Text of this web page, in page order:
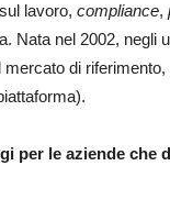
lavoro, compliance,
Nata nel 2002, negli
mercato di
per le aziende